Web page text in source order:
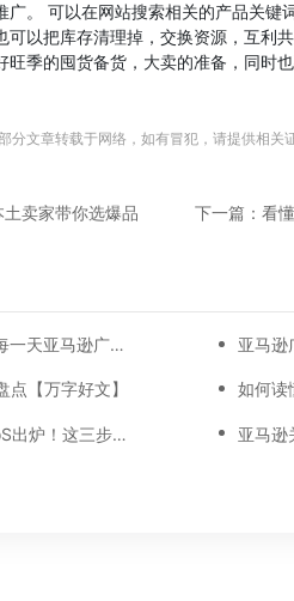
广。 可以在网站搜索相关的产品关键
以把库存清理掉，交换资源，互利
季的囤货备货，大卖的准备，同时
分文章转载于网络，如有冒犯，请提供相
卖家带你选爆品 下一篇：看
【万字总结】从0-30天，每一天亚马逊广告打造技巧真实案例细节分享
【万字好文】
22%！亚马逊最新平均ACoS出炉！这三步做好，ACoS优化差不了！ 亚马逊